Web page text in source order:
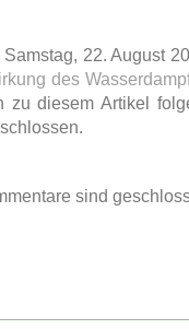
22. August
des
zu diesem Artikel
sind